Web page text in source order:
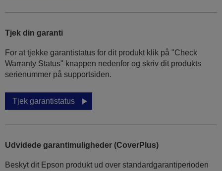
Tjek din garanti
For at tjekke garantistatus for dit produkt klik på "Check
Warranty Status" knappen nedenfor og skriv dit produkts
serienummer på supportsiden.
Tjek garantistatus
Udvidede garantimuligheder (CoverPlus)
Beskyt dit Epson produkt ud over standardgarantiperioden